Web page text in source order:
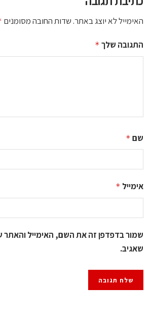
האימייל לא יוצג באתר.שדות החובה מסומנים
התגובה שלך *
שם *
אימייל *
שמור בדפדפן זה את השם, האימייל
שאגיב.